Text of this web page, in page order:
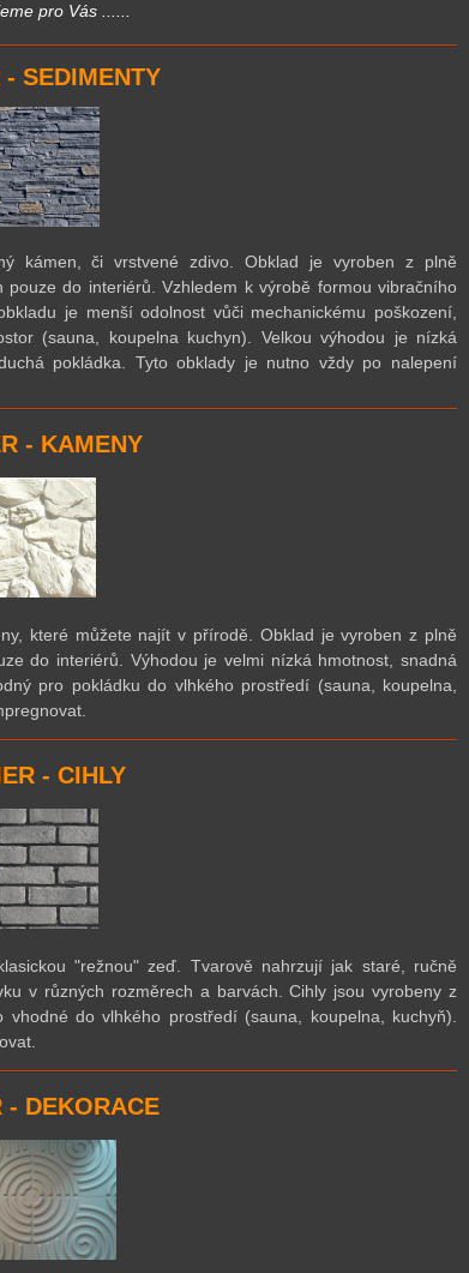
pro Vás
- SEDIMENTY
kámen, či vrstvené zdivo. Obklad je vyroben z plně
do interiérů. Vzhledem k výrobě formou vibračního
je menší odolnost vůči mechanickému poškození,
(sauna, koupelna kuchyn). Velkou výhodou je nízká
pokládka. Tyto obklady je nutno vždy po nalepení
- KAMENY
které můžete najít v přírodě. Obklad je vyroben z plně
do interiérů. Výhodou je velmi nízká hmotnost, snadná
pro pokládku do vlhkého prostředí (sauna, koupelna,
- CIHLY
"režnou" zeď. Tvarově nahrzují jak staré, ručně
v různých rozměrech a barvách. Cihly jsou vyrobeny z
do vlhkého prostředí (sauna, koupelna, kuchyň).
- DEKORACE